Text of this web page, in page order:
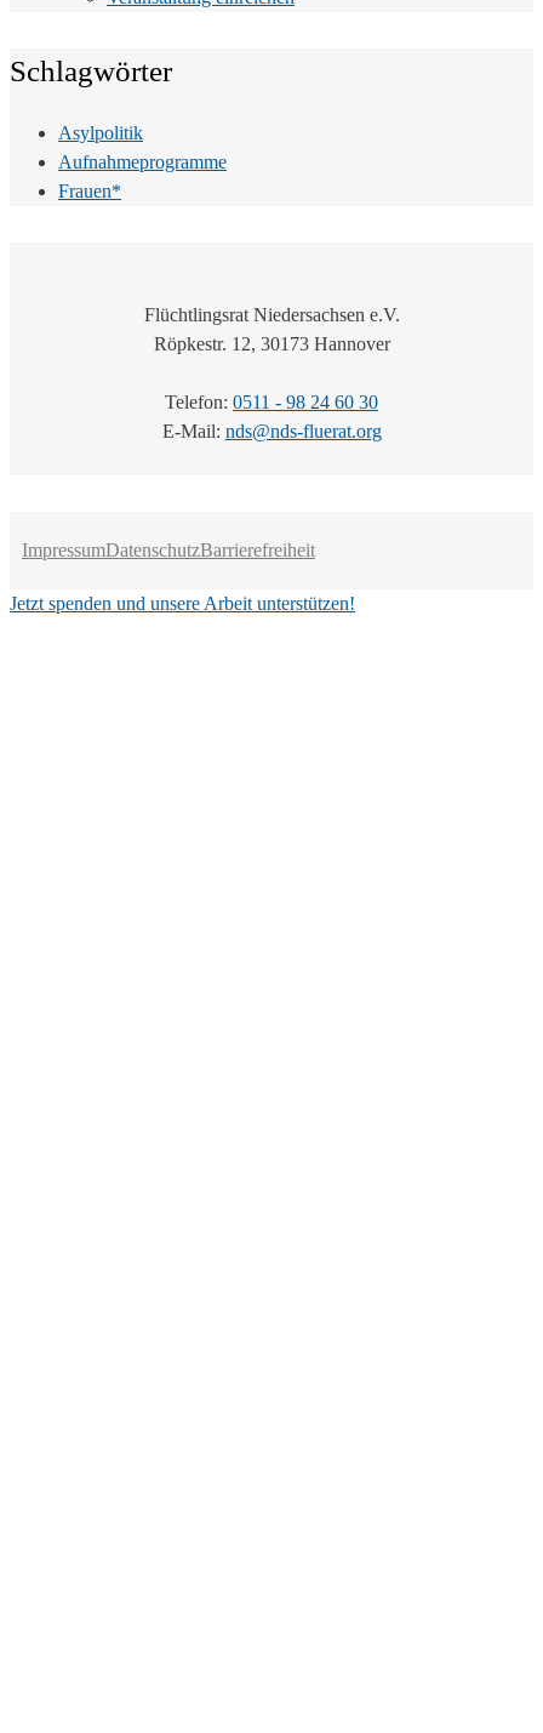
Schlagwörter
Asylpolitik
Aufnahmeprogramme
Frauen*
Flüchtlingsrat Niedersachsen e.V.
Röpkestr. 12, 30173 Hannover
Telefon: 0511 - 98 24 60 30
E-Mail: nds@nds-fluerat.org
ImpressumDatenschutzBarrierefreiheit
Jetzt spenden und unsere Arbeit unterstützen!